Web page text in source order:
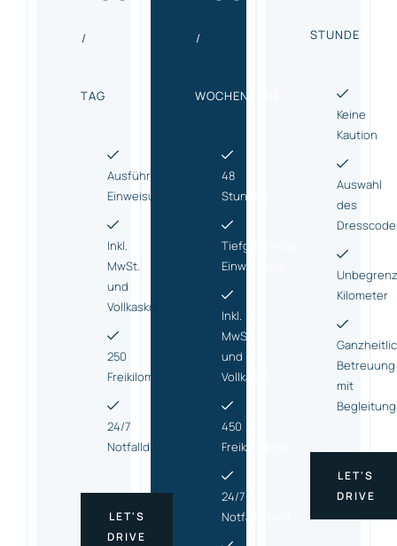
/
TAG
Ausführliche
Einweisung
Inkl.
MwSt.
und
Vollkasko
250
Freikilometer
24/7
Notfalldienst
LET'S
DRIVE
/
WOCHENENDE
48
Stunden
Tiefgreifende
Einweisung
Inkl.
MwSt.
und
Vollkasko
450
Freikilometer
24/7
Notfalldienst
STUNDE
Keine
Kaution
Auswahl
des
Kilometer
Betreuung
mit
Begleitung
LET'S
DRIVE